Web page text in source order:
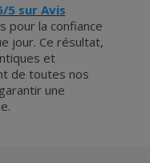
5 sur Avis
pour la confiance
jour. Ce résultat,
et
de toutes nos
une